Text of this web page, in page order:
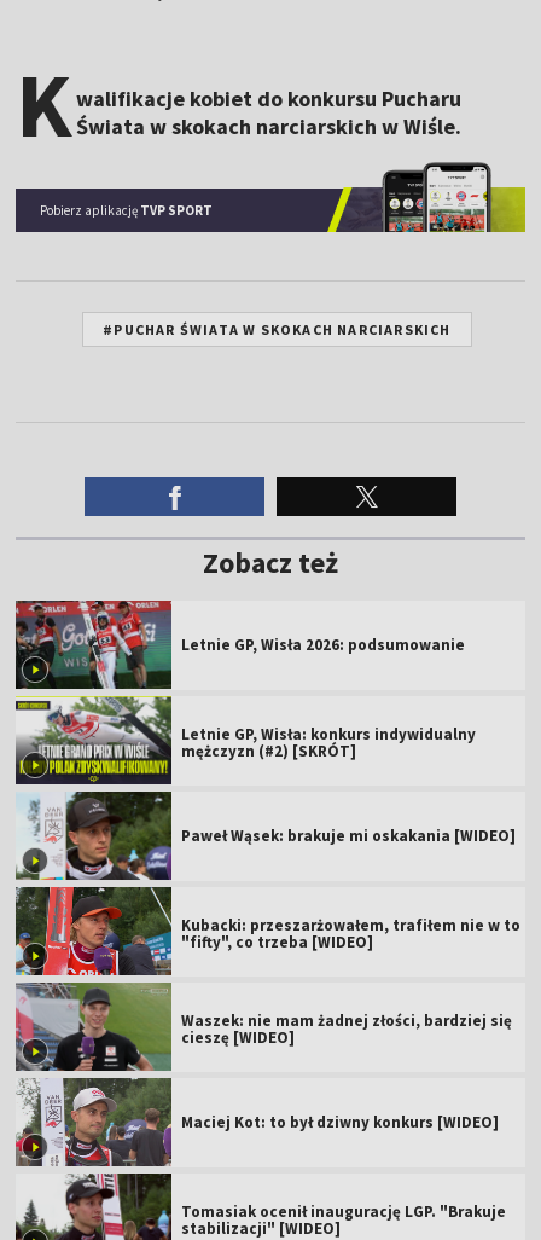
Kwalifikacje kobiet do konkursu Pucharu
Świata w skokach narciarskich w Wiśle.
Pobierz aplikację TVP SPORT
#PUCHAR ŚWIATA W SKOKACH NARCIARSKICH
Zobacz też
Letnie GP, Wisła 2026: podsumowanie
Letnie GP, Wisła: konkurs indywidualny
mężczyzn (#2) [SKRÓT]
Paweł Wąsek: brakuje mi oskakania [WIDEO]
Kubacki: przeszarżowałem, trafiłem nie w to
"fifty", co trzeba [WIDEO]
Waszek: nie mam żadnej złości, bardziej się
cieszę [WIDEO]
Maciej Kot: to był dziwny konkurs [WIDEO]
Tomasiak ocenił inaugurację LGP. "Brakuje
stabilizacji" [WIDEO]